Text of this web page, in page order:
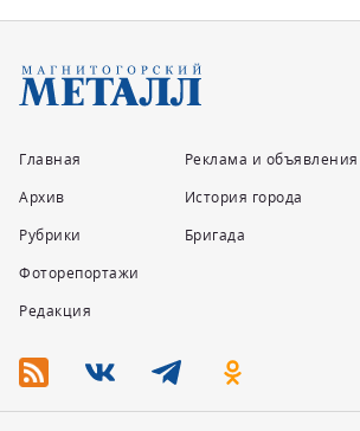
Главная
Архив
Рубрики
Фоторепортажи
Редакция
Реклама и объявления
История города
Бригада